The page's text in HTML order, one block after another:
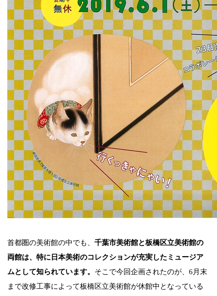
首都圏の美術館の中でも、 千葉市美術館と板橋区立美術館の
両館は、特に日本美術のコレクションが充実したミュージア
ムとして知られています。 そこで今回企画されたのが、6月末
まで改修工事によって板橋区立美術館が休館中となっている